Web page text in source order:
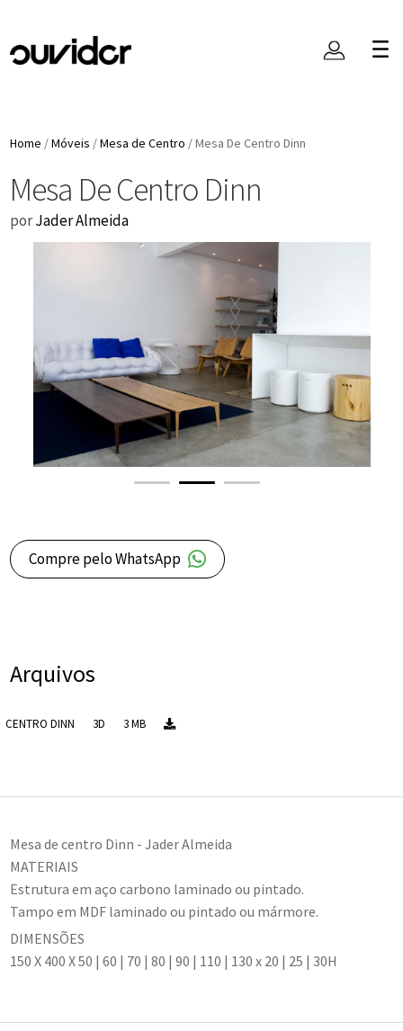
Home /Móveis /Mesa de Centro /Mesa De Centro Dinn
Mesa De Centro Dinn
porJader Almeida
Compre pelo WhatsApp
Arquivos
CENTRO DINN 3D 3 MB
Mesa de centro Dinn - Jader Almeida
MATERIAIS
Estrutura em aço carbono laminado ou pintado.
Tampo em MDF laminado ou pintado ou mármore.
DIMENSÕES
150 X 400 X 50 | 60 | 70 | 80 | 90 | 110 | 130 x 20 | 25 | 30H